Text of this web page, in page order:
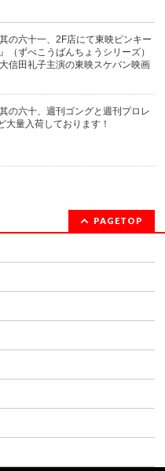
の六十一、2F店にて東映ピンキー
（ずべこうばんちょうシリーズ）
信田礼子主演の東映スケバン映画
の六十、週刊ゴングと週刊プロレ
大量入荷しております！
PAGETOP